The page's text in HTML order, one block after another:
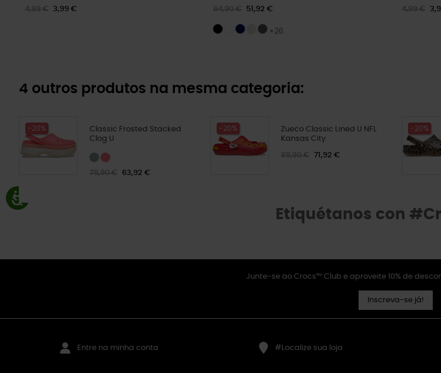
4,99 € 3,99 € 64,90 € 51,92 €
+26
4,99 €
4 outros produtos na mesma categoria:
-20%
Classic Frosted Stacked
Clog U
79,90 € 63,92 €
-20%
Zueco Classic Lined U NFL
Kansas City
89,90 € 71,92 €
-20%
Etiquétanos con
Junte-se ao Crocs™ Club e aproveite 10% de
Inscreva-se já!
Entre na minha conta #Localize sua loja